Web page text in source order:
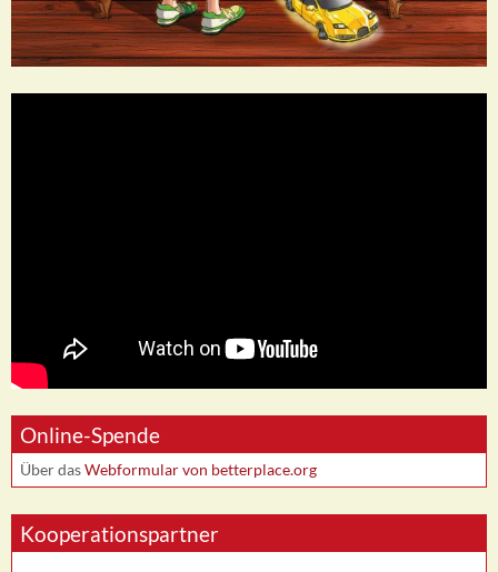
Online-Spende
Über dasWebformular von betterplace.org
Kooperationspartner